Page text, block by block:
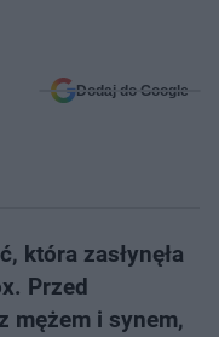
Dodaj do Google
która zasłynęła
Przed
mężem i synem,